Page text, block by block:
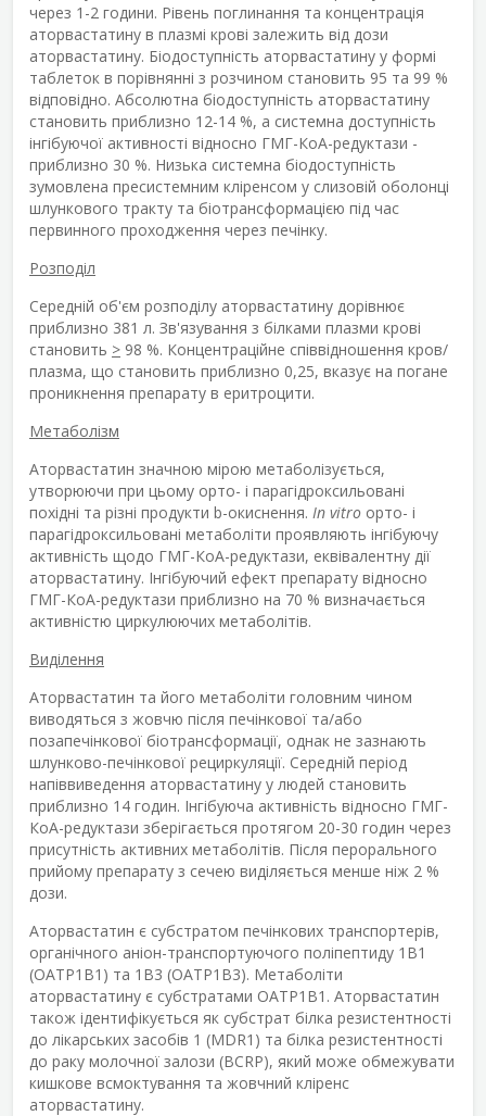
через 1-2 години. Рівень поглинання та концентрація
аторвастатину в плазмі крові залежить від дози
аторвастатину. Біодоступність аторвастатину у формі
таблеток в порівнянні з розчином становить 95 та 99 %
відповідно. Абсолютна біодоступність аторвастатину
становить приблизно 12-14 %, а системна доступність
інгібуючої активності відносно ГМГ-КоА-редуктази -
приблизно 30 %. Низька системна біодоступність
зумовлена пресистемним кліренсом у слизовій оболонці
шлункового тракту та біотрансформацією під час
первинного проходження через печінку.
Розподіл
Середній об'єм розподілу аторвастатину дорівнює
приблизно 381 л. Зв'язування з білками плазми крові
становить > 98 %. Концентраційне співвідношення кров/
плазма, що становить приблизно 0,25, вказує на погане
проникнення препарату в еритроцити.
Метаболізм
Аторвастатин значною мірою метаболізується,
утворюючи при цьому орто- і парагідроксильовані
похідні та різні продукти b-окиснення. In vitro орто- і
парагідроксильовані метаболіти проявляють інгібуючу
активність щодо ГМГ-КоА-редуктази, еквівалентну дії
аторвастатину. Інгібуючий ефект препарату відносно
ГМГ-КоА-редуктази приблизно на 70 % визначається
активністю циркулюючих метаболітів.
Виділення
Аторвастатин та його метаболіти головним чином
виводяться з жовчю після печінкової та/або
позапечінкової біотрансформації, однак не зазнають
шлунково-печінкової рециркуляції. Середній період
напіввиведення аторвастатину у людей становить
приблизно 14 годин. Інгібуюча активність відносно ГМГ-
КоА-редуктази зберігається протягом 20-30 годин через
присутність активних метаболітів. Після перорального
прийому препарату з сечею виділяється менше ніж 2 %
дози.
Аторвастатин є субстратом печінкових транспортерів,
органічного аніон-транспортуючого поліпептиду 1B1
(OATP1B1) та 1B3 (OATP1B3). Метаболіти
аторвастатину є субстратами OATP1B1. Аторвастатин
також ідентифікується як субстрат білка резистентності
до лікарських засобів 1 (MDR1) та білка резистентності
до раку молочної залози (BCRP), який може обмежувати
кишкове всмоктування та жовчний кліренс
аторвастатину.